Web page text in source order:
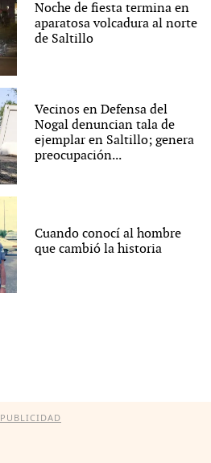
Noche de fiesta termina en
aparatosa volcadura al norte
de Saltillo
Vecinos en Defensa del
Nogal denuncian tala de
ejemplar en Saltillo; genera
preocupación...
Cuando conocí al hombre
que cambió la historia
PUBLICIDAD